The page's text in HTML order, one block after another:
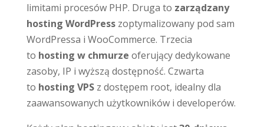
limitami procesów PHP. Druga to zarządzany
hosting WordPress zoptymalizowany pod sam
WordPressa i WooCommerce. Trzecia
to hosting w chmurze oferujący dedykowane
zasoby, IP i wyższą dostępność. Czwarta
to hosting VPS z dostępem root, idealny dla
zaawansowanych użytkowników i developerów.